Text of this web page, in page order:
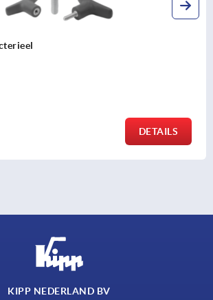
KIPP NEDERLAND BV